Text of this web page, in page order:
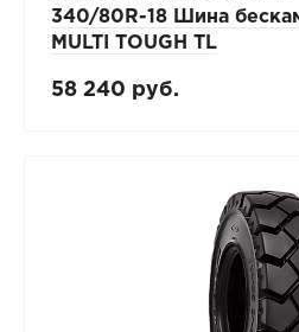
340/80R-18 Шина
MULTI TOUGH TL
58 240 руб.